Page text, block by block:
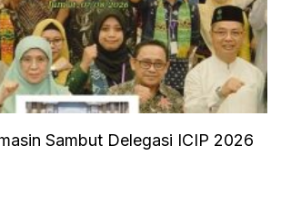
Sambut Delegasi ICIP 2026